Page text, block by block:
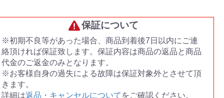
保証について
※初期不良等があった場合、商品到着後7日以内にご連
絡頂ければ保証致します。保証内容は商品の返品と商品
代金のご返金のみとなります。
※お客様自身の過失による故障は保証対象外とさせて頂
きます。
詳細は返品・キャンセルについて をご確認ください。